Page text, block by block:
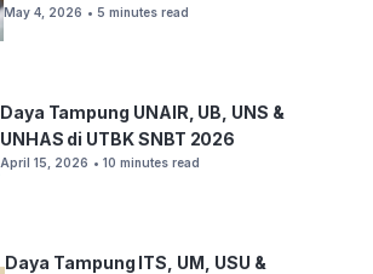
May 4, 2026 • 5 minutes read
Daya Tampung UNAIR, UB, UNS &
UNHAS di UTBK SNBT 2026
April 15, 2026 • 10 minutes read
Daya Tampung ITS, UM, USU &